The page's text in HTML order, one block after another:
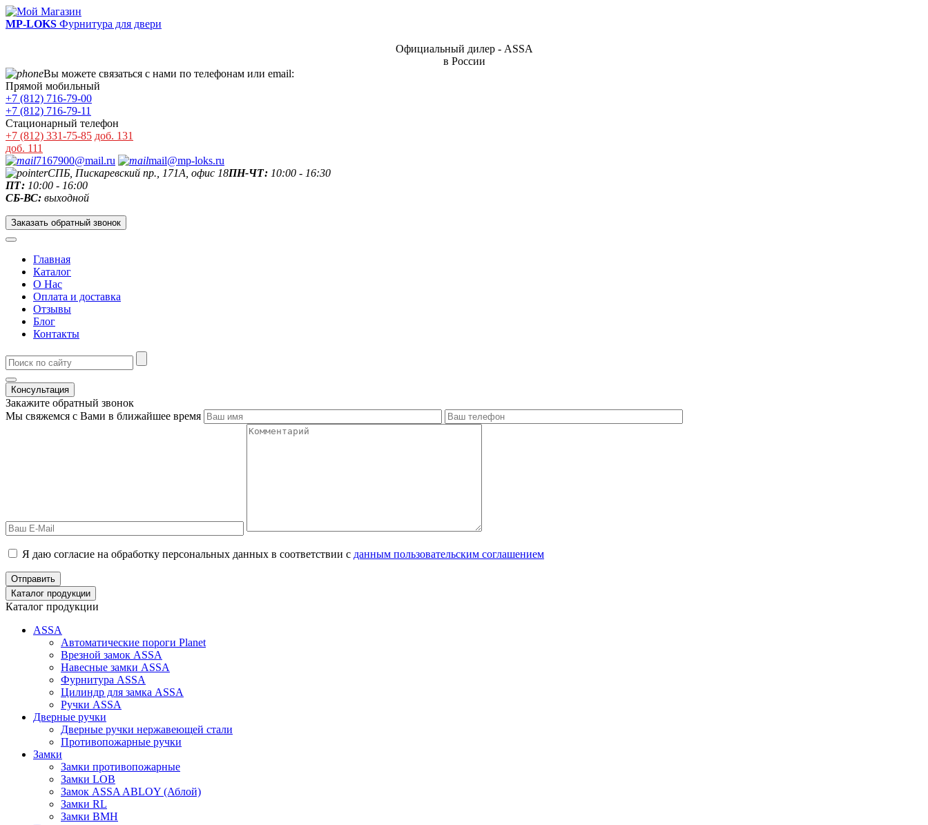
MP-LOKS Фурнитура для двери
Официальный дилер - ASSA
в России
Вы можете связаться с нами по телефонам или email:
Прямой мобильный
+7 (812) 716-79-00
+7 (812) 716-79-11
Стационарный телефон
+7 (812) 331-75-85 доб. 131
доб. 111
7167900@mail.ru
mail@mp-loks.ru
СПБ, Пискаревский пр., 171А, офис 18ПН-ЧТ: 10:00 - 16:30
ПТ: 10:00 - 16:00
СБ-ВС: выходной
Заказать обратный звонок
Главная
Каталог
О Нас
Оплата и доставка
Отзывы
Блог
Контакты
Консультация
Закажите обратный звонок
Мы свяжемся с Вами в ближайшее время
Я даю согласие на обработку персональных данных в соответствии с данным пользовательским соглашением
Отправить
Каталог продукции
Каталог продукции
ASSA
Автоматические пороги Planet
Врезной замок ASSA
Навесные замки ASSA
Фурнитура ASSA
Цилиндр для замка ASSA
Ручки ASSA
Дверные ручки
Дверные ручки нержавеющей стали
Противопожарные ручки
Замки
Замки противопожарные
Замки LOB
Замок ASSA ABLOY (Аблой)
Замки RL
Замки BMH